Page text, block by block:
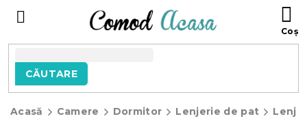
CĂUTARE
Acasă Camere Dormitor Lenjerie de pat